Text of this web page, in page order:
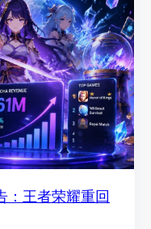
：王者荣耀重回